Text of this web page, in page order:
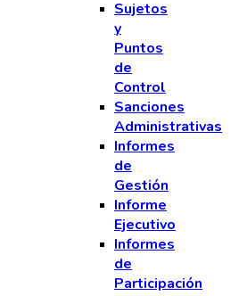
Sujetos
y
Puntos
de
Control
Sanciones
Administrativas
Informes
de
Gestión
Informe
Ejecutivo
Informes
de
Participación